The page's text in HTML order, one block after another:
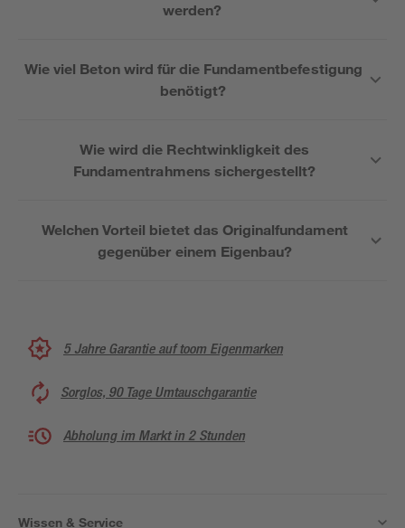
werden?
Wie viel Beton wird für die Fundamentbefestigung
benötigt?
Wie wird die Rechtwinkligkeit des
Fundamentrahmens sichergestellt?
Welchen Vorteil bietet das Originalfundament
gegenüber einem Eigenbau?
5 Jahre Garantie auf toom Eigenmarken
Sorglos, 90 Tage Umtauschgarantie
Abholung im Markt in 2 Stunden
Wissen & Service